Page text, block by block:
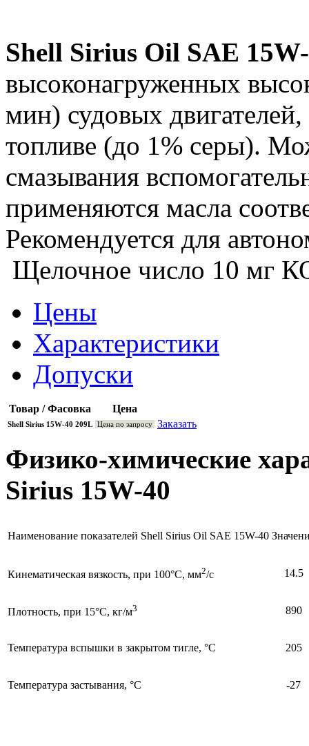
Shell Sirius Oil SAE
высоконагруженных
мин) судовых
топливе (до 1% серы).
смазывания
применяются масла
Рекомендуется для
Щелочное число 10 мг
Цены
Характеристики
Допуски
Товар / Фасовка Цена
Shell Sirius 15W-40 209L Цена по запросу Заказать
Физико-химические
Sirius 15W-40
Наименование показателей Shell Sirius Oil SAE 15W-40
Кинематическая вязкость, при 100°С, мм2/с 14.5
Плотность, при 15°С, кг/м3 890
Температура вспышки в закрытом тигле, °С 205
Температура застывания, °С -27